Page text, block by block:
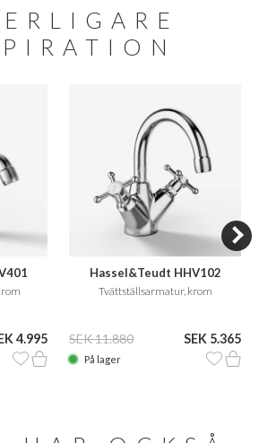
4.995
Hassel&Teudt HHV102
Tvättställsarmatur, krom
SEK 11.880 SEK 5.365
På lager